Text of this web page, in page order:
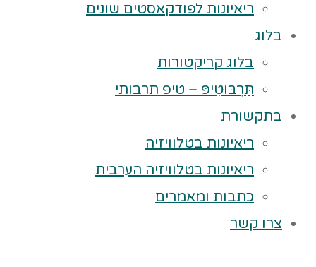
ריאיונות לפודקאסטים שונים
בלוג
בלוג קריקטורות
תַּרְבּוּטִיפּ – טיפ תרבותי
בתקשורת
ריאיונות בטלוויזיה
ריאיונות בטלוויזיה הערבית
כתבות ומאמרים
צרו קשר